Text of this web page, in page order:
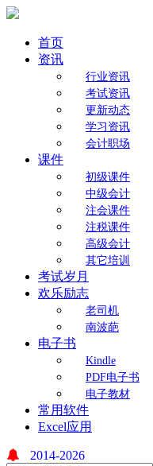
首页
资讯
行业资讯
考试资讯
更新动态
学习资讯
会计职场
课件
初级课件
中级会计
注会课件
注税课件
高级会计
其它培训
考试岁月
欢乐励志
老司机
南波葩
电子书
Kindle
PDF电子书
电子教材
常用软件
Excel应用
2014-2026